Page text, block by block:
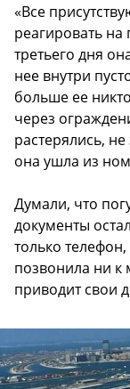
«Все
реагировать
третьего дня
нее внутри
больше ее
через
растерялись,
она ушла из
Думали, что
документы
только
позвонила ни
приводит свои